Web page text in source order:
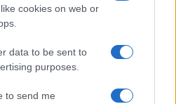
cookies on web or
data to be sent to
purposes.
to send me